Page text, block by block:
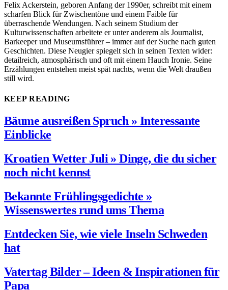
Felix Ackerstein, geboren Anfang der 1990er, schreibt mit einem
scharfen Blick für Zwischentöne und einem Faible für
überraschende Wendungen. Nach seinem Studium der
Kulturwissenschaften arbeitete er unter anderem als Journalist,
Barkeeper und Museumsführer – immer auf der Suche nach guten
Geschichten. Diese Neugier spiegelt sich in seinen Texten wider:
detailreich, atmosphärisch und oft mit einem Hauch Ironie. Seine
Erzählungen entstehen meist spät nachts, wenn die Welt draußen
still wird.
KEEP READING
Bäume ausreißen Spruch » Interessante
Einblicke
Kroatien Wetter Juli » Dinge, die du sicher
noch nicht kennst
Bekannte Frühlingsgedichte »
Wissenswertes rund ums Thema
Entdecken Sie, wie viele Inseln Schweden
hat
Vatertag Bilder – Ideen & Inspirationen für
Papa